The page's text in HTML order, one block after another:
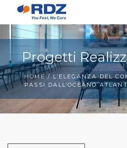
Progetti
HOME/ L’ELEGANZA DEL
PASSI DALL’OCEANO